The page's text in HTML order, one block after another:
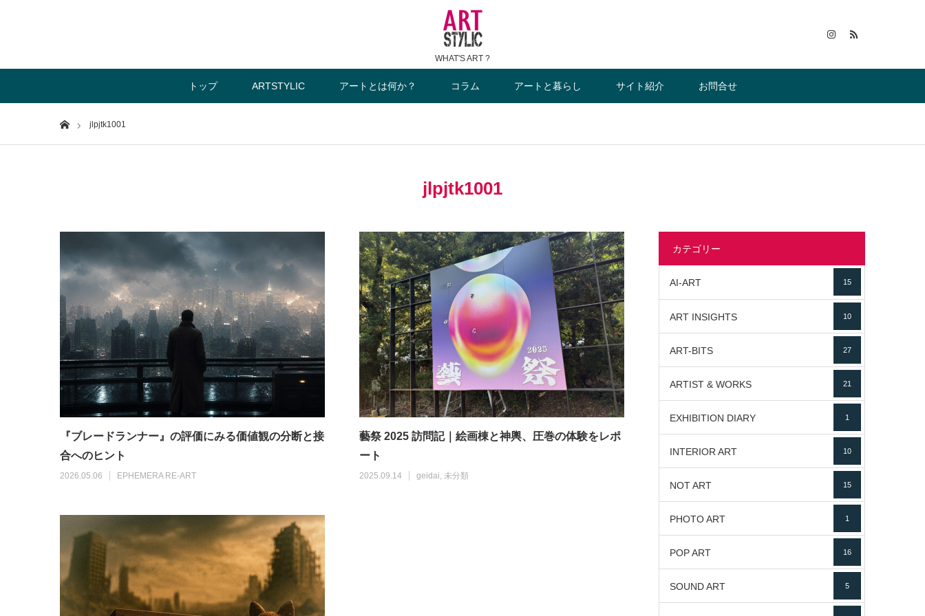
WHAT'S ART ?
トップ ARTSTYLIC アートとは何か？ コラム アートと暮らし サイト紹介 お問合せ
Homejlpjtk1001
jlpjtk1001
『ブレードランナー』の評価にみる価値観の分断と接
合へのヒント
2026.05.06 EPHEMERA RE-ART
藝祭 2025 訪問記｜絵画棟と神輿、圧巻の体験をレポ
ート
2025.09.14 geidai, 未分類
カテゴリー
AI-ART 15
ART INSIGHTS 10
ART-BITS 27
ARTIST & WORKS 21
EXHIBITION DIARY 1
INTERIOR ART 10
NOT ART 15
PHOTO ART 1
POP ART 16
SOUND ART 5